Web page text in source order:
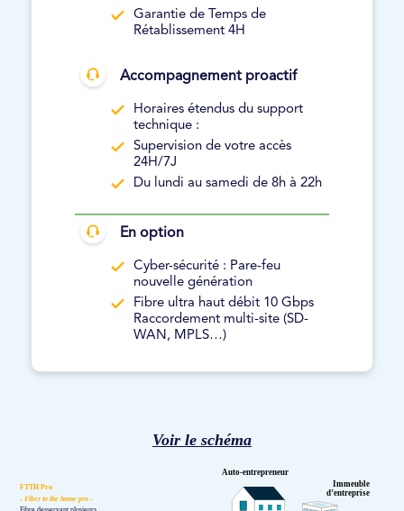
Garantie de Temps de
Rétablissement 4H
Accompagnement proactif
Horaires étendus du support
technique :
Supervision de votre accès
24H/7J
Du lundi au samedi de 8h à 22h
En option
Cyber-sécurité : Pare-feu
nouvelle génération
Fibre ultra haut débit 10 Gbps
Raccordement multi-site (SD-
WAN, MPLS…)
Voir le schéma